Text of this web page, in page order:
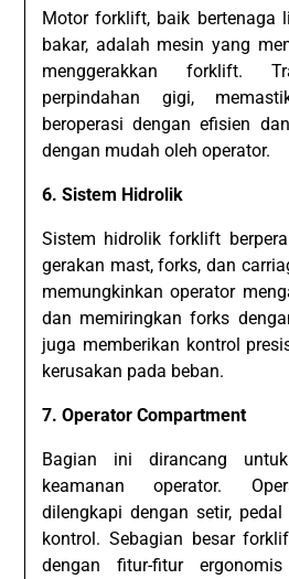
Motor forklift, baik bertenaga
bakar, adalah mesin yang
menggerakkan forklift.
perpindahan gigi,
beroperasi dengan efisien
dengan mudah oleh operator.
6. Sistem Hidrolik
Sistem hidrolik forklift
gerakan mast, forks, dan
memungkinkan operator
dan memiringkan forks
juga memberikan kontrol
kerusakan pada beban.
7. Operator Compartment
Bagian ini dirancang
keamanan operator.
dilengkapi dengan setir,
kontrol. Sebagian besar
dengan fitur-fitur